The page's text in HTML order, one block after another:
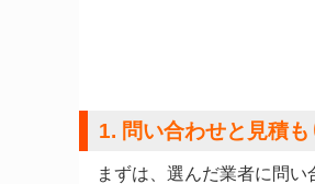
1. 問い合わせと見積も
まずは、選んだ業者に問い